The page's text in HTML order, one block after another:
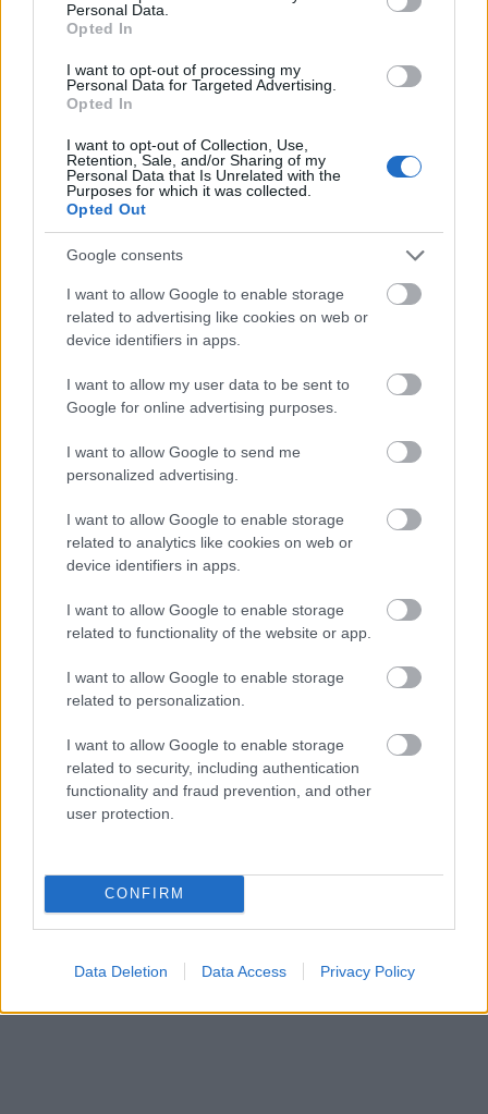
Personal Data.
Opted In
I want to opt-out of processing my
Personal Data for Targeted Advertising.
Opted In
I want to opt-out of Collection, Use,
Retention, Sale, and/or Sharing of my
Personal Data that Is Unrelated with the
Purposes for which it was collected.
Opted Out
Google consents
I want to allow Google to enable storage
related to advertising like cookies on web or
device identifiers in apps.
I want to allow my user data to be sent to
Google for online advertising purposes.
I want to allow Google to send me
personalized advertising.
I want to allow Google to enable storage
related to analytics like cookies on web or
device identifiers in apps.
I want to allow Google to enable storage
related to functionality of the website or app.
I want to allow Google to enable storage
related to personalization.
I want to allow Google to enable storage
related to security, including authentication
functionality and fraud prevention, and other
user protection.
CONFIRM
Data Deletion Data Access Privacy Policy
Παράλληλα, οικονομικά δεδομένα δείχνουν ότι τα
μεγαλύτερα ποσοστά κατανάλωσης προέρχονται
πλέον από ενήλικες, με σημαντικό μέρος των
πωλήσεων να αφορά καταναλωτές που ζουν μόνοι
και διαθέτουν μεγαλύτερη αγοραστική ευχέρεια.
Σε αντίθεση με τα παιδιά, που περιορίζονται σε
μικρές αγορές, οι ενήλικες ξοδεύουν συχνότερα
καταστημάτων.
Η αλλαγή αυτή έχει οδηγήσει πολλές επιχειρήσεις
να επανασχεδιάσουν το χαρτοφυλάκιο προϊόντων
τους, εντάσσοντας επιλογές που απευθύνονται σε
πιο «ώριμο» κοινό, όπως premium σοκολάτες,
διεθνείς γεύσεις αλλά και προϊόντα χωρίς ζάχαρη